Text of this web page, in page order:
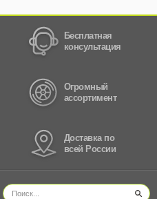
Бесплатная
консультация
Огромный
ассортимент
Доставка по
всей России